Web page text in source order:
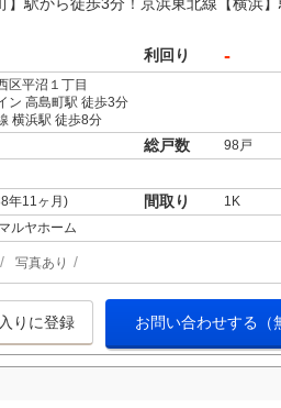
利回り -
区平沼１丁目
ン 高島町駅 徒歩3分
横浜駅 徒歩8分
総戸数 98戸
年11ヶ月) 間取り 1K
ルヤホーム
写真あり
りに登録 お問い合わせする（